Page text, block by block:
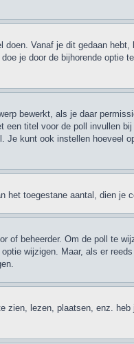
Vanaf je dit gedaan hebt,
je door de bijhorende optie
bewerkt, als je daar
titel voor de poll invullen
kunt ook instellen hoeveel
toegestane aantal, dien je
beheerder. Om de poll te
wijzigen. Maar, als er
lezen, plaatsen, enz.